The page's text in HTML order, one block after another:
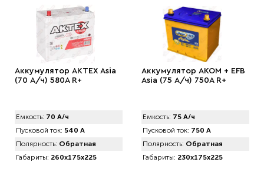
Аккумулятор AKTEX Asia
(70 А/ч) 580A R+
Емкость: 70 А/ч
Пусковой ток: 540 А
Полярность: Обратная
Габариты: 260x175x225
Аккумулятор АКОМ + EFB
Asia (75 А/ч) 750А R+
Емкость: 75 А/ч
Пусковой ток: 750 А
Полярность: Обратная
Габариты: 230x175x225